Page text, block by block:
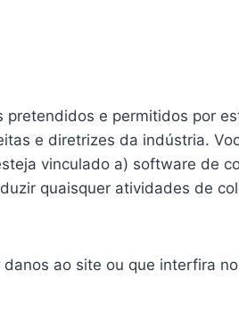
e permitidos por
e diretrizes da indústria.
vinculado a) software de
quaisquer atividades de
ao site ou que interfira